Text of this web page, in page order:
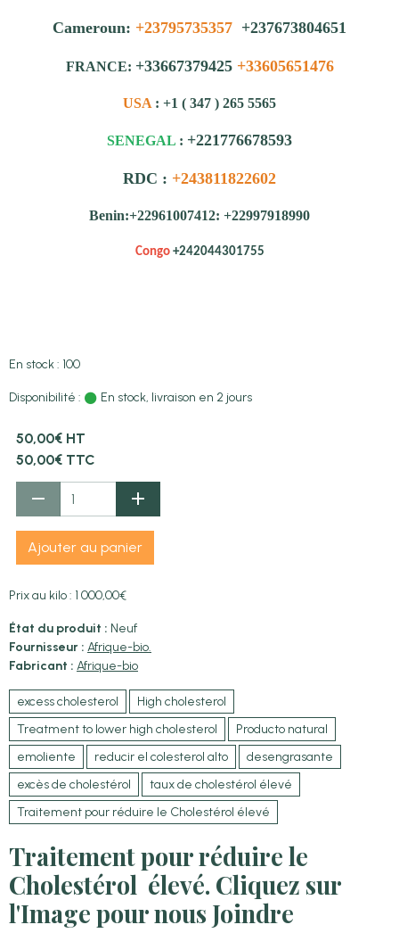
Cameroun: +23795735357 +237673804651
FRANCE: +33667379425 +33605651476
USA : +1 ( 347 ) 265 5565
SENEGAL : +221776678593
RDC : +243811822602
Benin:+22961007412: +22997918990
Congo +242044301755
En stock : 100
Disponibilité : En stock, livraison en 2 jours
50,00€ HT
50,00€ TTC
Ajouter au panier
Prix au kilo : 1 000,00€
État du produit : Neuf
Fournisseur : Afrique-bio.
Fabricant : Afrique-bio
excess cholesterol
High cholesterol
Treatment to lower high cholesterol
Producto natural
emoliente
reducir el colesterol alto
desengrasante
excès de cholestérol
taux de cholestérol élevé
Traitement pour réduire le Cholestérol élevé
Traitement pour réduire le
Cholestérol élevé. Cliquez sur
l'Image pour nous Joindre